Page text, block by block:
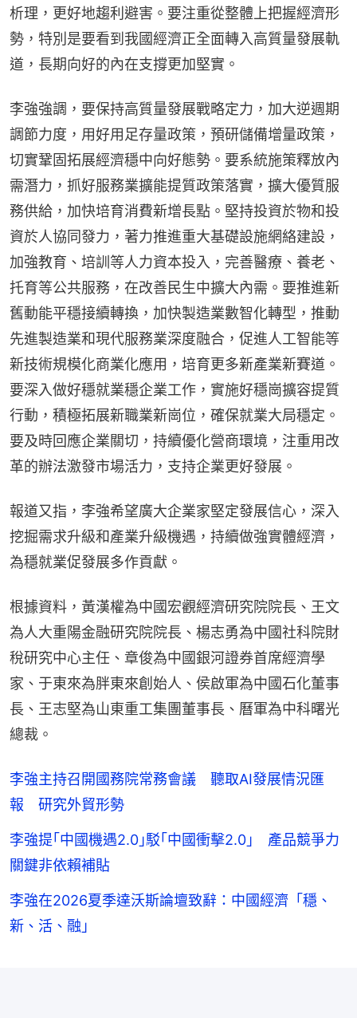
析理，更好地趨利避害。要注重從整體上把握經濟形
勢，特別是要看到我國經濟正全面轉入高質量發展軌
道，長期向好的內在支撐更加堅實。
李強強調，要保持高質量發展戰略定力，加大逆週期
調節力度，用好用足存量政策，預研儲備增量政策，
切實鞏固拓展經濟穩中向好態勢。要系統施策釋放內
需潛力，抓好服務業擴能提質政策落實，擴大優質服
務供給，加快培育消費新增長點。堅持投資於物和投
資於人協同發力，著力推進重大基礎設施網絡建設，
加強教育、培訓等人力資本投入，完善醫療、養老、
托育等公共服務，在改善民生中擴大內需。要推進新
舊動能平穩接續轉換，加快製造業數智化轉型，推動
先進製造業和現代服務業深度融合，促進人工智能等
新技術規模化商業化應用，培育更多新產業新賽道。
要深入做好穩就業穩企業工作，實施好穩崗擴容提質
行動，積極拓展新職業新崗位，確保就業大局穩定。
要及時回應企業關切，持續優化營商環境，注重用改
革的辦法激發市場活力，支持企業更好發展。
報道又指，李強希望廣大企業家堅定發展信心，深入
挖掘需求升級和產業升級機遇，持續做強實體經濟，
為穩就業促發展多作貢獻。
根據資料，黃漢權為中國宏觀經濟研究院院長、王文
為人大重陽金融研究院院長、楊志勇為中國社科院財
稅研究中心主任、章俊為中國銀河證券首席經濟學
家、于東來為胖東來創始人、侯啟軍為中國石化董事
長、王志堅為山東重工集團董事長、曆軍為中科曙光
總裁。
李強主持召開國務院常務會議 聽取AI發展情況匯
報 研究外貿形勢
李強提｢中國機遇2.0｣駁｢中國衝擊2.0｣ 產品競爭力
關鍵非依賴補貼
李強在2026夏季達沃斯論壇致辭：中國經濟「穩、
新、活、融」